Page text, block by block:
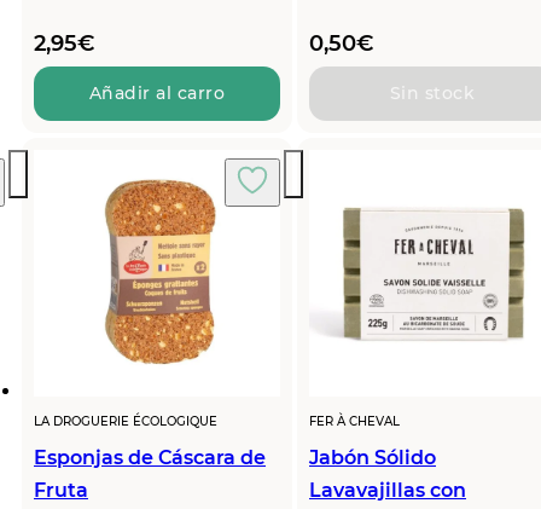
2,95€
Añadir al carro
0,50€
Sin stock
LA DROGUERIE ÉCOLOGIQUE
Esponjas de Cáscara de
Fruta
FER À CHEVAL
Jabón Sólido
Lavavajillas con